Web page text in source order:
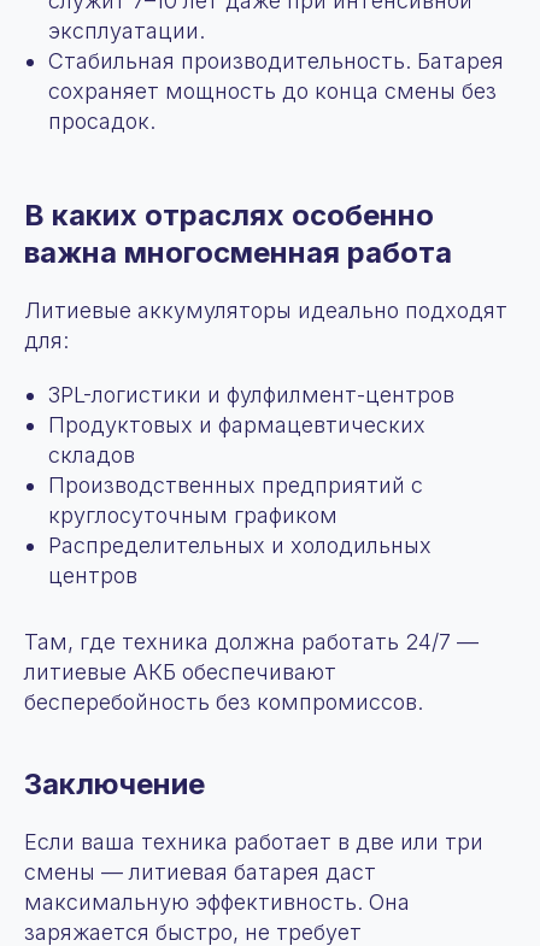
эксплуатации.
Стабильная производительность. Батарея
сохраняет мощность до конца смены без
просадок.
В каких отраслях особенно
важна многосменная работа
Литиевые аккумуляторы идеально подходят
для:
3PL-логистики и фулфилмент-центров
Продуктовых и фармацевтических
складов
Производственных предприятий с
круглосуточным графиком
Распределительных и холодильных
центров
Там, где техника должна работать 24/7 —
литиевые АКБ обеспечивают
бесперебойность без компромиссов.
Заключение
Если ваша техника работает в две или три
смены — литиевая батарея даст
максимальную эффективность. Она
заряжается быстро, не требует